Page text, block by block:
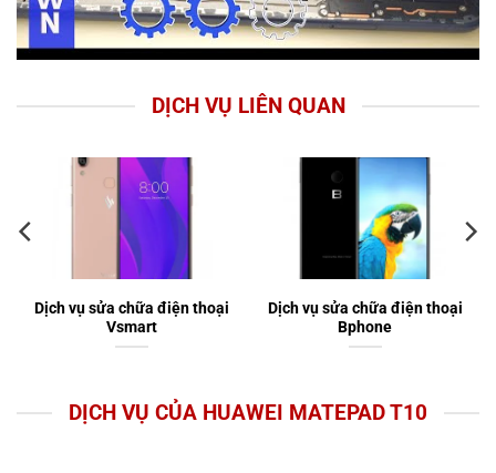
DỊCH VỤ LIÊN QUAN
Dịch vụ sửa chữa điện thoại
Vsmart
Dịch vụ sửa chữa điện thoại
Bphone
DỊCH VỤ CỦA HUAWEI MATEPAD T10